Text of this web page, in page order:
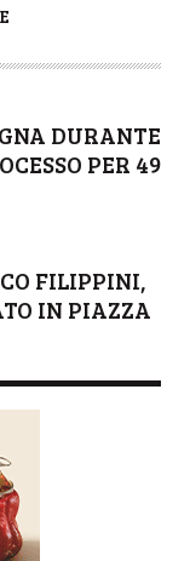
DURANTE
PER 49
FILIPPINI,
IN PIAZZA